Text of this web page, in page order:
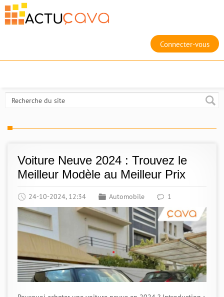
Connecter-vous
Voiture Neuve 2024 : Trouvez le
Meilleur Modèle au Meilleur Prix
24-10-2024, 12:34 Automobile 1